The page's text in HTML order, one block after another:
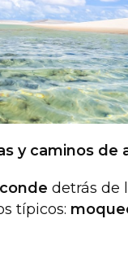
y caminos de
detrás de
típicos: